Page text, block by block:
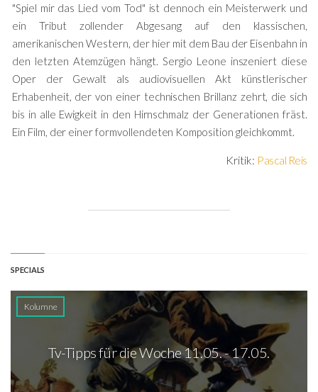
"Spiel mir das Lied vom Tod" ist dennoch ein Meisterwerk und
ein Tribut zollender Abgesang auf den klassischen,
amerikanischen Western, der hier mit dem Bau der Eisenbahn in
den letzten Atemzügen hängt. Sergio Leone inszeniert diese
Oper der Gewalt als audiovisuellen Akt künstlerischer
Erhabenheit, der von einer technischen Brillanz zehrt, die sich
bis in alle Ewigkeit in den Hirnschmalz der Generationen fräst.
Ein Film, der einer formvollendeten Komposition gleichkommt.
Kritik: Pascal Reis
SPECIALS
Kolumne
Tv-Tipps für die Woche 11.05. - 17.05.